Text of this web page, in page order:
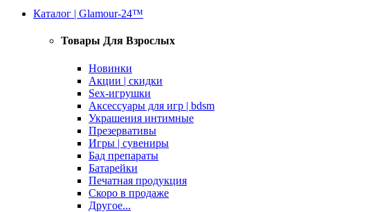
Каталог | Glamour-24™
Товары Для Взрослых
Новинки
Акции | скидки
Sex-игрушки
Аксессуары для игр | bdsm
Украшения интимные
Презервативы
Игры | сувениры
Бад препараты
Батарейки
Печатная продукция
Скоро в продаже
Другое...